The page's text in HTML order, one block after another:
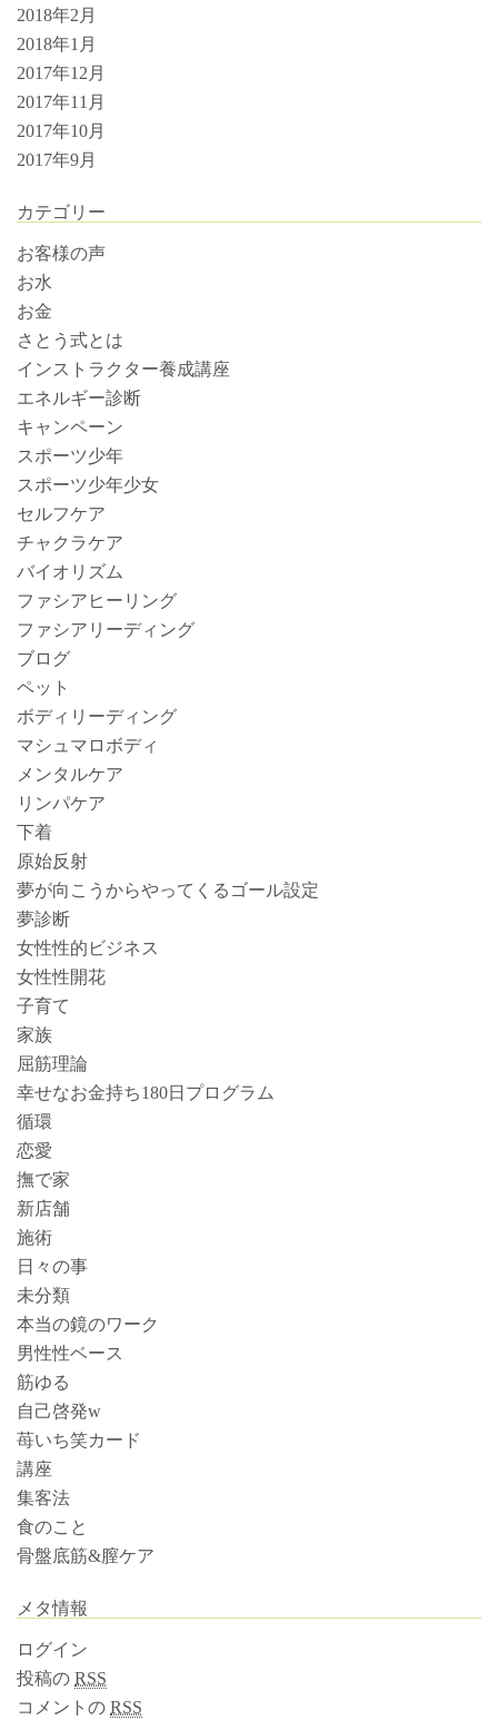
2018年2月
2018年1月
2017年12月
2017年11月
2017年10月
2017年9月
カテゴリー
お客様の声
お水
お金
さとう式とは
インストラクター養成講座
エネルギー診断
キャンペーン
スポーツ少年
スポーツ少年少女
セルフケア
チャクラケア
バイオリズム
ファシアヒーリング
ファシアリーディング
ブログ
ペット
ボディリーディング
マシュマロボディ
メンタルケア
リンパケア
下着
原始反射
夢が向こうからやってくるゴール設定
夢診断
女性性的ビジネス
女性性開花
子育て
家族
屈筋理論
幸せなお金持ち180日プログラム
循環
恋愛
撫で家
新店舗
施術
日々の事
未分類
本当の鏡のワーク
男性性ベース
筋ゆる
自己啓発w
苺いち笑カード
講座
集客法
食のこと
骨盤底筋&膣ケア
メタ情報
ログイン
投稿の RSS
コメントの RSS